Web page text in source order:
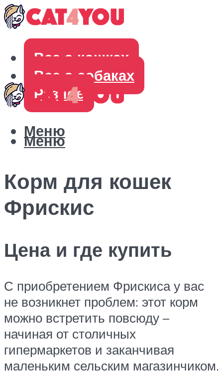
Все о кошках
Все о собаках
Разное
Меню
Меню
Корм для кошек
Фрискис
Цена и где купить
С приобретением Фрискиса у вас
не возникнет проблем: этот корм
можно встретить повсюду –
начиная от столичных
гипермаркетов и заканчивая
маленьким сельским магазинчиком.